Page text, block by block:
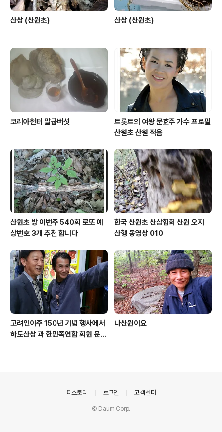
산삼 (산원초) 산삼 (산원초)
코리아헌터 말굽버섯
트롯트의 여왕 문효주 가수 프로필
산원초 산원 적음
산원초 방 이번주 540회 로또 예
상번호 3개 추천 합니다
한국 산원초 산삼협회 산원 오지
산행 동영상 010
고려인이주 150년 기념 행사에서
하도산삼 과 한민족연합 회원 문효
나산원이요
티스토리 로그인 고객센터
© Daum Corp.